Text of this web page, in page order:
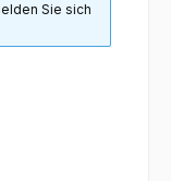
Sie sich